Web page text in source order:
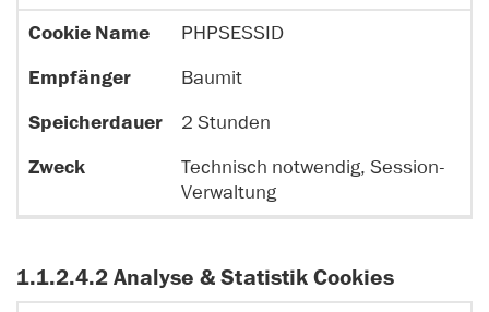
PHPSESSID
Baumit
2 Stunden
Technisch notwendig, Session-
Verwaltung
1.1.2.4.2 Analyse & Statistik Cookies